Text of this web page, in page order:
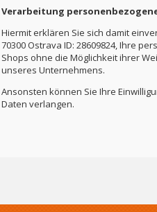
Verarbeitung
Hiermit erklären Sie sich damit
70300 Ostrava ID: 28609824, Ihre
Shops ohne die Möglichkeit ihrer
unseres Unternehmens.
Ansonsten können Sie Ihre
Daten verlangen.